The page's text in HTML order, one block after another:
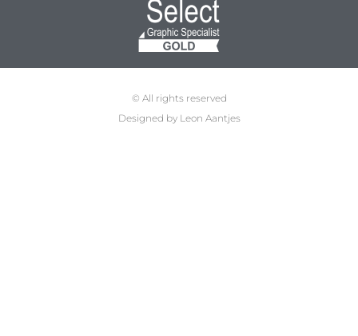
© All rights reserved
Designed by Leon Aantjes